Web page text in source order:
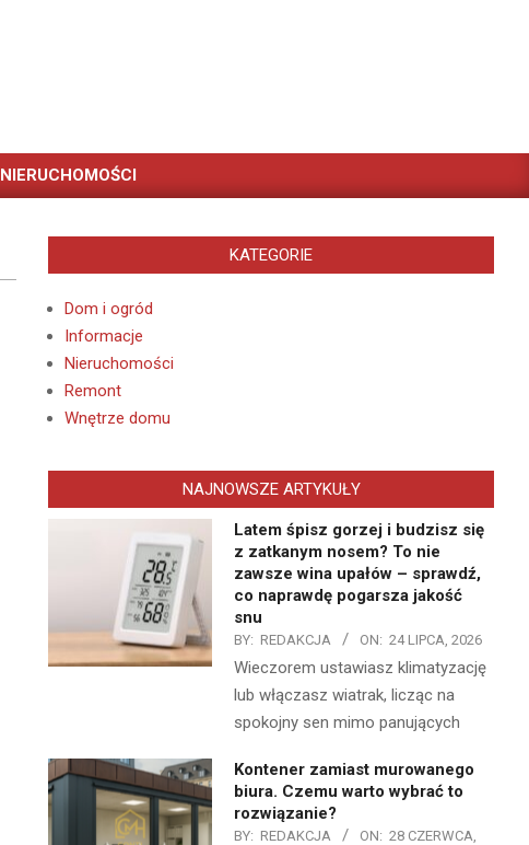
NIERUCHOMOŚCI
KATEGORIE
Dom i ogród
Informacje
Nieruchomości
Remont
Wnętrze domu
NAJNOWSZE ARTYKUŁY
Latem śpisz gorzej i budzisz się
z zatkanym nosem? To nie
zawsze wina upałów – sprawdź,
co naprawdę pogarsza jakość
snu
BY: REDAKCJA ON: 24 LIPCA, 2026
Wieczorem ustawiasz klimatyzację
lub włączasz wiatrak, licząc na
spokojny sen mimo panujących
Kontener zamiast murowanego
biura. Czemu warto wybrać to
rozwiązanie?
BY: REDAKCJA ON: 28 CZERWCA,